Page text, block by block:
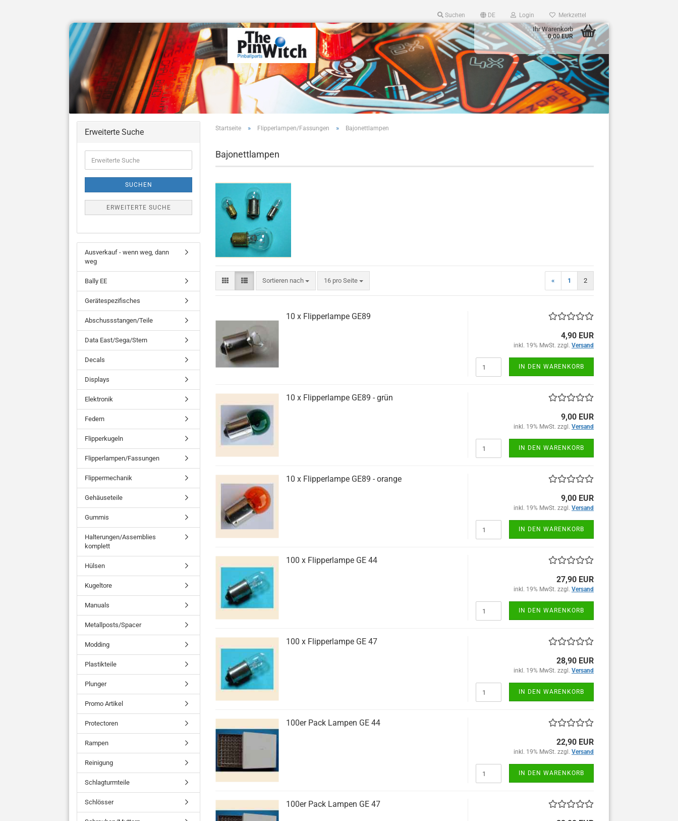
Suchen DE Login Merkzettel
Ihr Warenkorb
0,00 EUR
Startseite » Flipperlampen/Fassungen » Bajonettlampen
Bajonettlampen
Sortieren nach
Sortieren nach 16 pro Seite
pro Seite « 1 2
10 x Flipperlampe GE89
4,90 EUR
inkl. 19% MwSt. zzgl. Versand
IN DEN WARENKORB
10 x Flipperlampe GE89 - grün
9,00 EUR
inkl. 19% MwSt. zzgl. Versand
IN DEN WARENKORB
10 x Flipperlampe GE89 - orange
9,00 EUR
inkl. 19% MwSt. zzgl. Versand
IN DEN WARENKORB
100 x Flipperlampe GE 44
27,90 EUR
inkl. 19% MwSt. zzgl. Versand
IN DEN WARENKORB
100 x Flipperlampe GE 47
28,90 EUR
inkl. 19% MwSt. zzgl. Versand
IN DEN WARENKORB
100er Pack Lampen GE 44
22,90 EUR
inkl. 19% MwSt. zzgl. Versand
IN DEN WARENKORB
100er Pack Lampen GE 47
Erweiterte Suche
Suche
SUCHEN
ERWEITERTE SUCHE
Ausverkauf - wenn weg, dann
weg
Bally EE
Gerätespezifisches
Abschussstangen/Teile
Data East/Sega/Stern
Decals
Displays
Elektronik
Federn
Flipperkugeln
Flipperlampen/Fassungen
Flippermechanik
Gehäuseteile
Gummis
Halterungen/Assemblies
komplett
Hülsen
Kugeltore
Manuals
Metallposts/Spacer
Modding
Plastikteile
Plunger
Promo Artikel
Protectoren
Rampen
Reinigung
Schlagturmteile
Schlösser